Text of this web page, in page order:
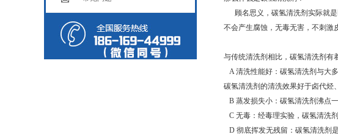
顾名思义，碳氢清洗剂实际就是
不会产生腐蚀，无毒无害，不刺激
与传统清洗剂相比，碳氢清洗剂有
A 清洗性能好：碳氢清洗剂与大
碳氢清洗剂的清洗效果好于卤代烃
B 蒸发损失小：碳氢清洗剂沸点
C 无毒：经毒理实验，碳氢清洗
D 彻底挥发无残留：碳氢清洗剂